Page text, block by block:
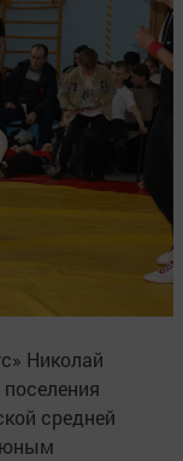
Николай
средней
юным